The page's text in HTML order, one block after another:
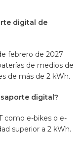
digital de
febrero de 2027
de medios de
de más de 2 kWh.
digital?
como e-bikes o e-
superior a 2 kWh.